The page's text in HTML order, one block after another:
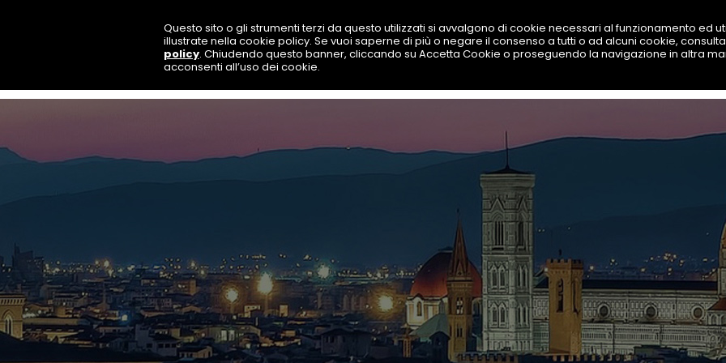
SOLUZIONI PRODOTTI BEST TOOL
Questo sito o gli strumenti terzi da questo utilizzati si avvalgono di cookie necessari al funzionamento ed
illustrate nella cookie policy. Se vuoi saperne di più o negare il consenso a tutti o ad alcuni cookie,
policy. Chiudendo questo banner, cliccando su Accetta Cookie o proseguendo la navigazione in altra
acconsenti all’uso dei cookie.